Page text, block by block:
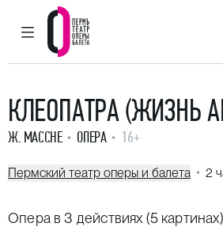
ГЛАВНОЕ МЕНЮ
Пермский театр
КЛЕОПАТРА (ЖИЗНЬ
Ж. МАССНЕ ОПЕРА 16+
Пермский театр оперы и балета 2
Опера в 3 действиях (5 картинах)